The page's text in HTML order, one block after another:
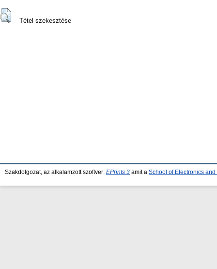
Tétel szekesztése
Szakdolgozat, az alkalamzott szoftver: EPrints 3 amit a School of Electronics